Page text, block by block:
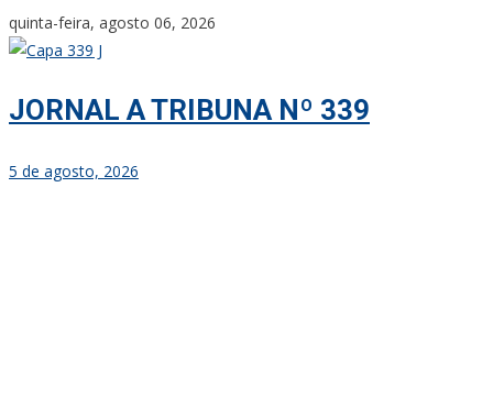
Skip
to
quinta-feira, agosto 06, 2026
JORNAL A TRIBUNA Nº 339
5 de agosto, 2026